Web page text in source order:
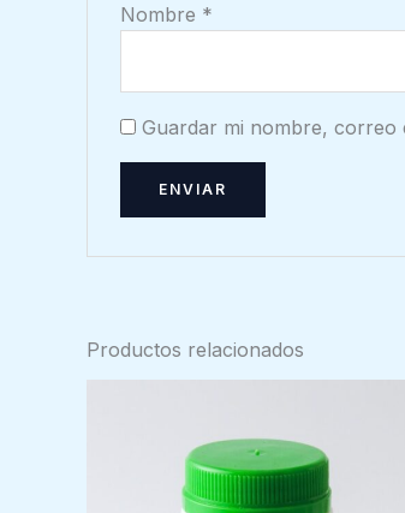
Nombre *
Guardar mi nombre, correo
Productos relacionados